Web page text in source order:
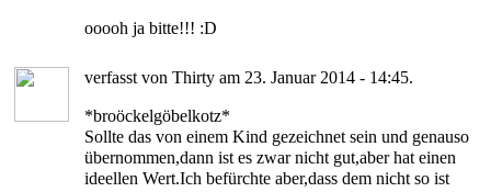
ooooh ja bitte!!! :D
verfasst von Thirty am 23. Januar 2014 - 14:45.
*broöckelgöbelkotz*
Sollte das von einem Kind gezeichnet sein und genauso
übernommen,dann ist es zwar nicht gut,aber hat einen
ideellen Wert.Ich befürchte aber,dass dem nicht so ist